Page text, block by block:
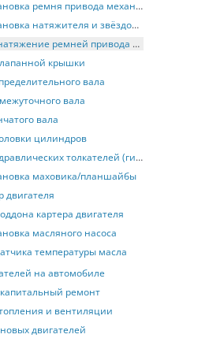
Снятие, осмотр и установка ремня привода механизма газораспределения
Снятие, осмотр и установка натяжителя и звёздочек ремня привода механизма газораспределения
Снятие, установка и натяжение ремней привода вспомогательных устройств
крышки
вала
вала
вала
цилиндров
Оценка состояния гидравлических толкателей (гидрокомпенсаторов)
маховика/планшайбы
двигателя
картера двигателя
масляного насоса
температуры масла
на автомобиле
ремонт
и вентиляции
двигателей